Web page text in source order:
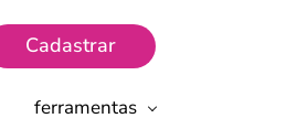
Cadastrar
ferramentas